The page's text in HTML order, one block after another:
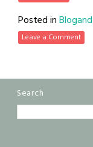
Posted in
Leave a Comment
Search